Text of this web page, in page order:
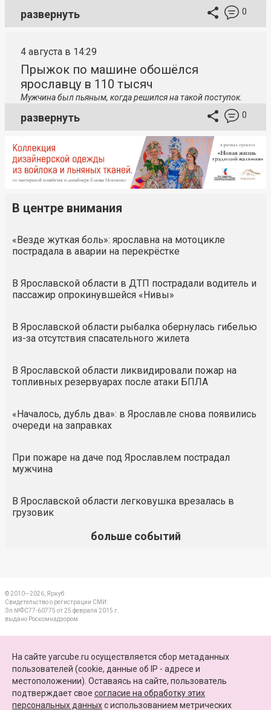
развернуть 0
4 августа в 14:29
Прыжок по машине обошёлся
ярославцу в 110 тысяч
Мужчина был пьяным, когда решился на такой поступок.
развернуть 0
В центре внимания
«Везде жуткая боль»: ярославна на мотоцикле
пострадала в аварии на перекрёстке
В Ярославской области в ДТП пострадали водитель и
пассажир опрокинувшейся «Нивы»
В Ярославской области рыбалка обернулась гибелью
из-за отсутствия спасательного жилета
В Ярославской области ликвидировали пожар на
топливных резервуарах после атаки БПЛА
«Началось, дубль два»: в Ярославле снова появились
очереди на заправках
При пожаре на даче под Ярославлем пострадал
мужчина
В Ярославской области легковушка врезалась в
грузовик
больше событий
© 2010—2026, Яркуб
Свидетельство о регистрации СМИ:
Эл №ФС77-60775 от 25 февраля 2015 г.
выдано Роскомнадзором
ПАРТНЕРЫ
КАРТА САЙТА
На сайте yarcube.ru осуществляется сбор метаданных
пользователей (cookie, данные об IP - адресе и
местоположении). Оставаясь на сайте, пользователь
подтверждает свое согласие на обработку этих
персональных данныхc использованием метрических